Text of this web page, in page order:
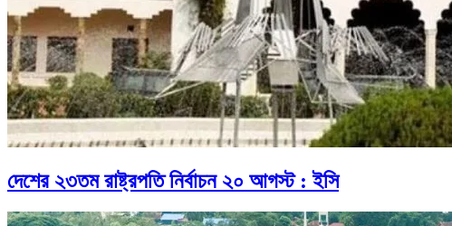
দেশের ২৩তম রাষ্ট্রপতি নির্বাচন ২০ আগস্ট : ইসি